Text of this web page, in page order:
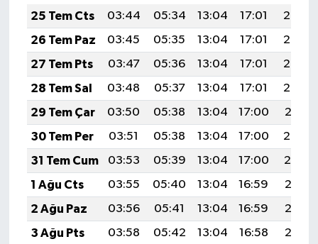
25 Tem Cts
03:44 05:34 13:04 17:01
20:25
26 Tem Paz
03:45 05:35 13:04 17:01
20:24
27 Tem Pts
03:47 05:36 13:04 17:01
20:23
28 Tem Sal
03:48 05:37 13:04 17:01
20:22
29 Tem Çar
03:50 05:38 13:04 17:00
20:21
30 Tem Per
03:51 05:38 13:04 17:00
20:20
31 Tem Cum
03:53 05:39 13:04 17:00
20:19
1 Ağu Cts
03:55 05:40 13:04 16:59
20:18
2 Ağu Paz
03:56 05:41 13:04 16:59
20:17
3 Ağu Pts
03:58 05:42 13:04 16:58
20:16